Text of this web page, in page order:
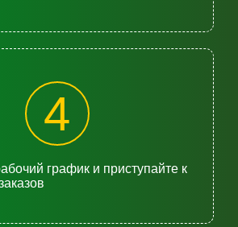
4
график и приступайте к